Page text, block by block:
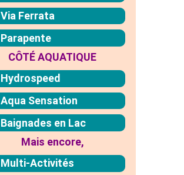
Via Ferrata
Parapente
CÔTÉ AQUATIQUE
Hydrospeed
Aqua Sensation
Baignades en Lac
Mais encore,
Multi-Activités